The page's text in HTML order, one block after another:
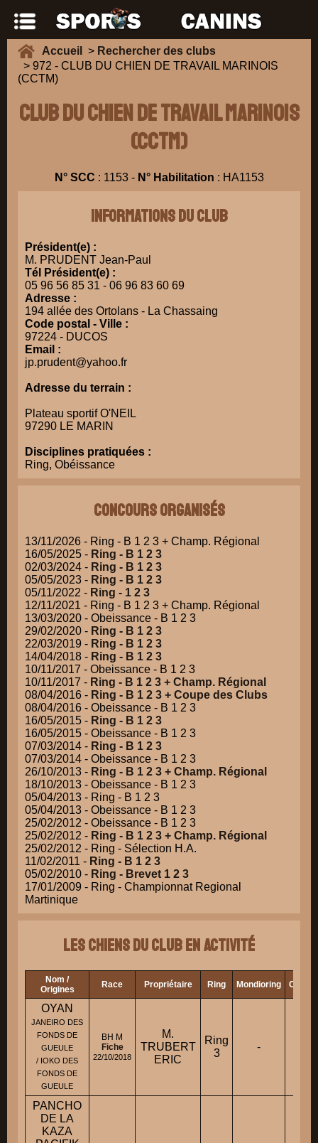
Accueil > Rechercher des clubs
> 972 - CLUB DU CHIEN DE TRAVAIL MARINOIS
(CCTM)
CLUB DU CHIEN DE TRAVAIL MARINOIS
(CCTM)
N° SCC : 1153 - N° Habilitation : HA1153
Informations du club
Président(e) :
M. PRUDENT Jean-Paul
Tél Président(e) :
05 96 56 85 31 - 06 96 83 60 69
Adresse :
194 allée des Ortolans - La Chassaing
Code postal - Ville :
97224 - DUCOS
Email :
jp.prudent@yahoo.fr
Adresse du terrain :
Plateau sportif O'NEIL
97290 LE MARIN
Disciplines pratiquées :
Ring, Obéissance
Concours organisés
13/11/2026 - Ring - B 1 2 3 + Champ. Régional
16/05/2025 - Ring - B 1 2 3
02/03/2024 - Ring - B 1 2 3
05/05/2023 - Ring - B 1 2 3
05/11/2022 - Ring - 1 2 3
12/11/2021 - Ring - B 1 2 3 + Champ. Régional
13/03/2020 - Obeissance - B 1 2 3
29/02/2020 - Ring - B 1 2 3
22/03/2019 - Ring - B 1 2 3
14/04/2018 - Ring - B 1 2 3
10/11/2017 - Obeissance - B 1 2 3
10/11/2017 - Ring - B 1 2 3 + Champ. Régional
08/04/2016 - Ring - B 1 2 3 + Coupe des Clubs
08/04/2016 - Obeissance - B 1 2 3
16/05/2015 - Ring - B 1 2 3
16/05/2015 - Obeissance - B 1 2 3
07/03/2014 - Ring - B 1 2 3
07/03/2014 - Obeissance - B 1 2 3
26/10/2013 - Ring - B 1 2 3 + Champ. Régional
18/10/2013 - Obeissance - B 1 2 3
05/04/2013 - Ring - B 1 2 3
05/04/2013 - Obeissance - B 1 2 3
25/02/2012 - Obeissance - B 1 2 3
25/02/2012 - Ring - B 1 2 3 + Champ. Régional
25/02/2012 - Ring - Sélection H.A.
11/02/2011 - Ring - B 1 2 3
05/02/2010 - Ring - Brevet 1 2 3
17/01/2009 - Ring - Championnat Regional
Martinique
Les chiens du club en activité
Nom /
Origines
Race Propriétaire Ring Mondioring
OYAN
JANEIRO DES
FONDS DE
GUEULE
/ IOKO DES
FONDS DE
GUEULE
BH M
Fiche
22/10/2018
M.
TRUBERT
ERIC
Ring
3
-
PANCHO
DE LA
KAZA